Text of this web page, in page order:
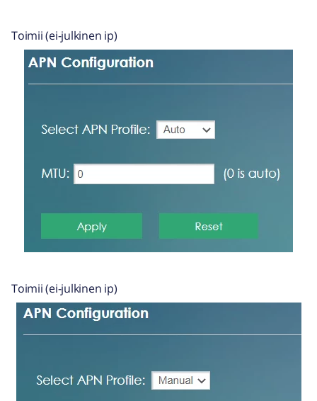
Toimii (ei-julkinen ip)
Toimii (ei-julkinen ip)